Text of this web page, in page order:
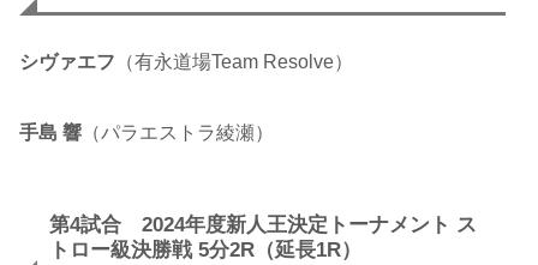
シヴァエフ （有永道場Team Resolve）
手島 響 （パラエストラ綾瀬）
第4試合 2024年度新人王決定トーナメント ス
トロー級決勝戦 5分2R（延長1R）